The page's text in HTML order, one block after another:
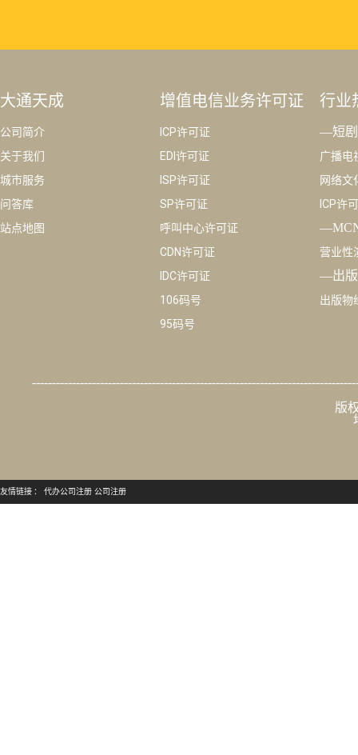
大通天成
公司简介
关于我们
城市服务
问答库
站点地图
增值电信业务许可证
ICP许可证
EDI许可证
ISP许可证
SP许可证
呼叫中心许可证
CDN许可证
IDC许可证
106码号
95码号
行业
—短
广播电
网络文
ICP许
营业性
—出版
出版物
版
友情链接 ： 代办公司注册 公司注册